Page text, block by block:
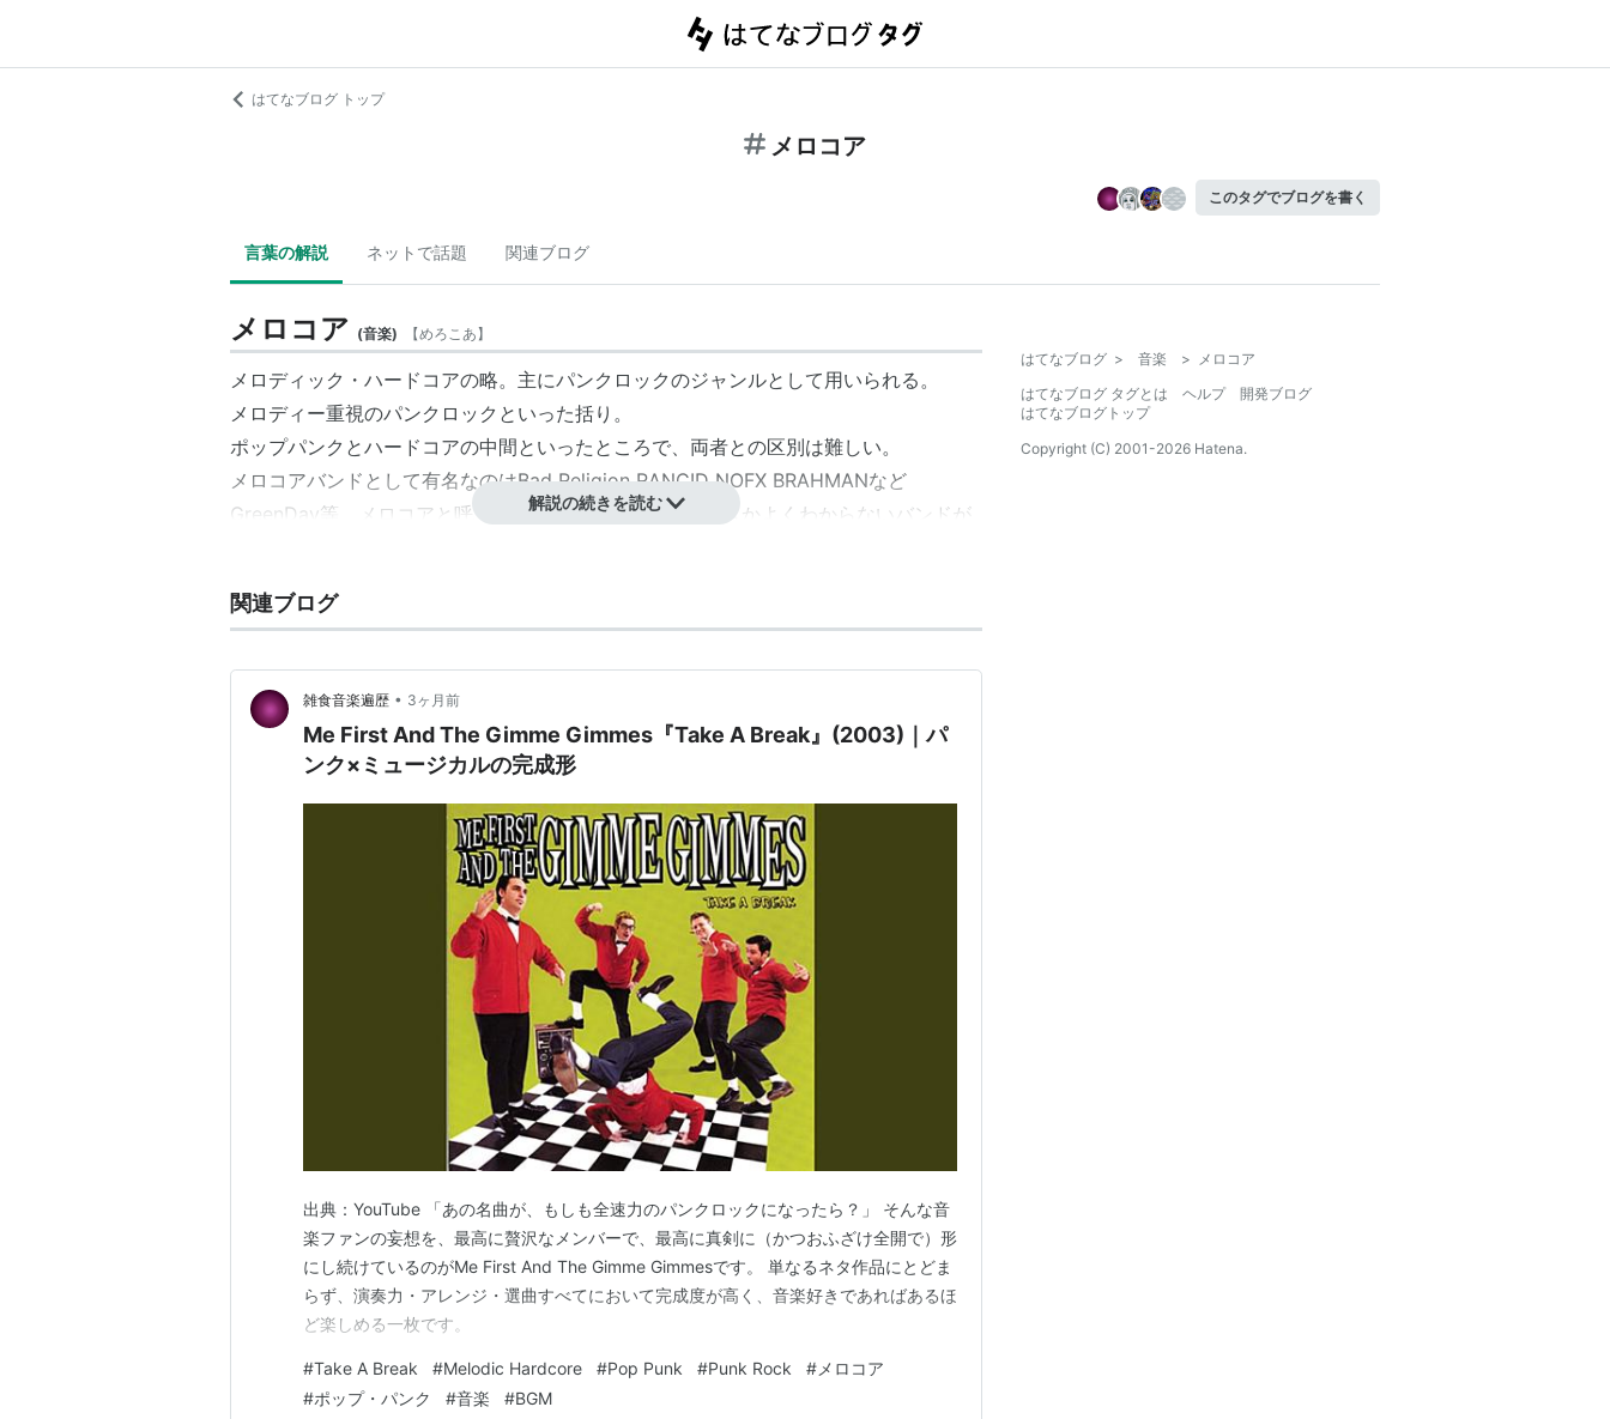
はてなブログ トップ
メロコア
このタグでブログを書く
言葉の解説 ネットで話題 関連ブログ
メロコア (音楽) 【めろこあ】
メロディック・ハードコアの略。主にパンクロックのジャンルとして用いられる。
メロディー重視のパンクロックといった括り。
ポップパンクとハードコアの中間といったところで、両者との区別は難しい。
メロコアバンドとして有名なのはBad Religion RANCID NOFX BRAHMANなど
GreenDay等、メロコアと呼ぶべきかポップパンクとすべきかよくわからないバンドが
解説の続きを読む
関連ブログ
雑食音楽遍歴 • 3ヶ月前
Me First And The Gimme Gimmes『Take A Break』(2003)｜パ
ンク×ミュージカルの完成形
出典：YouTube 「あの名曲が、もしも全速力のパンクロックになったら？」 そんな音
楽ファンの妄想を、最高に贅沢なメンバーで、最高に真剣に（かつおふざけ全開で）形
にし続けているのがMe First And The Gimme Gimmesです。 単なるネタ作品にとどま
らず、演奏力・アレンジ・選曲すべてにおいて完成度が高く、音楽好きであればあるほ
ど楽しめる一枚です。
#Take A Break #Melodic Hardcore #Pop Punk #Punk Rock # メロコア
#ポップ・パンク #音楽 #BGM
はてなブログ > 音楽 > メロコア
はてなブログ タグとは
ヘルプ
開発ブログ
はてなブログトップ
Copyright (C) 2001-2026 Hatena.